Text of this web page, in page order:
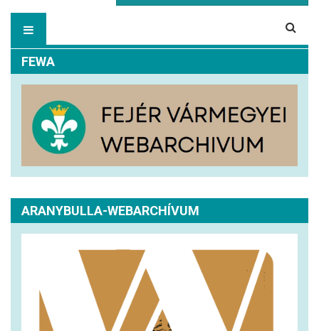
FEWA
ARANYBULLA-WEBARCHÍVUM